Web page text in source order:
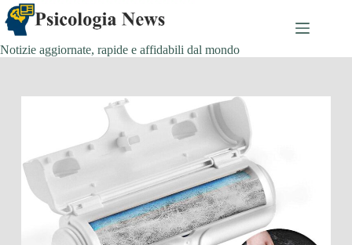
Salta
al
contenuto
Notizie aggiornate, rapide e affidabili dal mondo